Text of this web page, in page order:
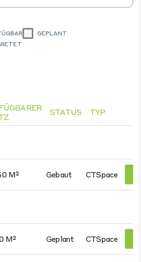
GEPLANT
STATUS TYP
M² Gebaut CTSpace
M² Geplant CTSpace